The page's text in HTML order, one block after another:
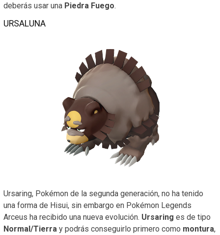
deberás usar una Piedra Fuego.
URSALUNA
Ursaring, Pokémon de la segunda generación, no ha tenido
una forma de Hisui, sin embargo en Pokémon Legends
Arceus ha recibido una nueva evolución. Ursaring es de tipo
Normal/Tierra y podrás conseguirlo primero como montura,